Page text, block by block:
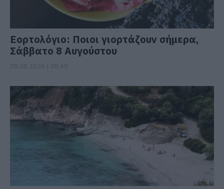
Εορτολόγιο: Ποιοι γιορτάζουν σήμερα,
Σάββατο 8 Αυγούστου